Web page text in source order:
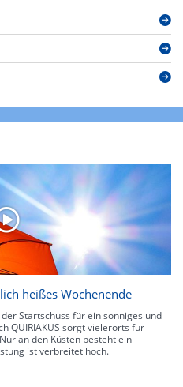
heißes Wochenende
Startschuss für ein sonniges und
QUIRIAKUS sorgt vielerorts für
an den Küsten besteht ein
ist verbreitet hoch.